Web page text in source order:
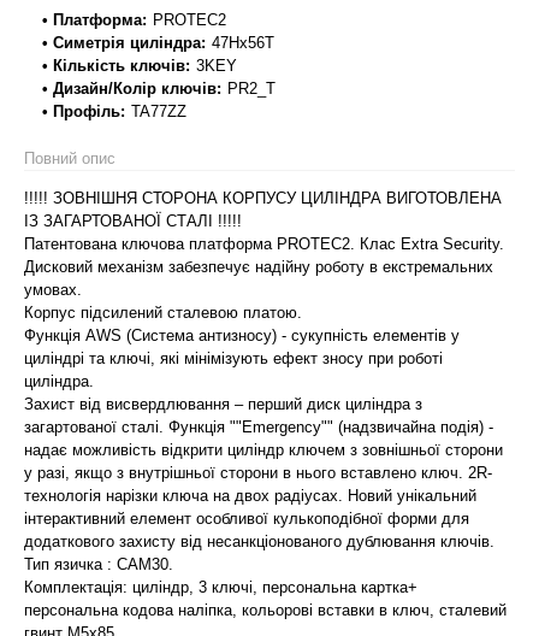
• Платформа: PROTEC2
• Симетрія циліндра: 47Hx56T
• Кількість ключів: 3KEY
• Дизайн/Колір ключів: PR2_T
• Профіль: TA77ZZ
Повний опис
!!!!! ЗОВНІШНЯ СТОРОНА КОРПУСУ ЦИЛІНДРА ВИГОТОВЛЕНА
ІЗ ЗАГАРТОВАНОЇ СТАЛІ !!!!!
Патентована ключова платформа PROTEC2. Клас Extra Security.
Дисковий механізм забезпечує надійну роботу в екстремальних
умовах.
Корпус підсилений сталевою платою.
Функція AWS (Система антизносу) - сукупність елементів у
циліндрі та ключі, які мінімізують ефект зносу при роботі
циліндра.
Захист від висвердлювання – перший диск циліндра з
загартованої сталі. Функція ""Emergency"" (надзвичайна подія) -
надає можливість відкрити циліндр ключем з зовнішньої сторони
у разі, якщо з внутрішньої сторони в нього вставлено ключ. 2R-
технологія нарізки ключа на двох радіусах. Новий унікальний
інтерактивний елемент особливої кулькоподібної форми для
додаткового захисту від несанкціонованого дублювання ключів.
Тип язичка : САМ30.
Комплектація: циліндр, 3 ключі, персональна картка+
персональна кодова наліпка, кольорові вставки в ключ, сталевий